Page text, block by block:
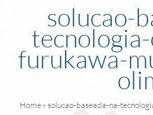
solucao-
furukawa-
Home» solucao-baseada-na-